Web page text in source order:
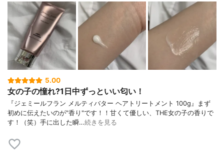
5.00
女の子の憧れ?1日中ずっといい匂い！
『ジェミールフラン メルティバター ヘアトリートメント 100g』まず
初めに伝えたいのが"香り"です！！甘くて優しい、THE女の子の香りで
す！（笑）手に出した瞬…続きを見る